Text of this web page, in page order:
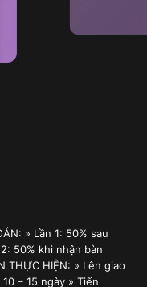
» Lần 1: 50% sau
50% khi nhận bàn
THỰC HIỆN: » Lên giao
– 15 ngày » Tiến